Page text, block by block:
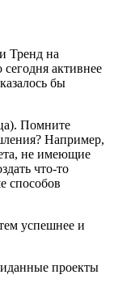
Тренд на
активнее
бы
Помните
Например,
не имеющие
что-то
способов
успешнее и
проекты